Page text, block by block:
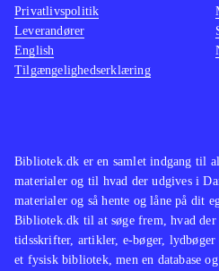
Bibliotek.dk er en samlet indgang til
materialer og til hvad der udgives i
materialer og så hente og låne på dit
Bibliotek.dk til at søge frem, hvad
tidsskrifter, artikler, e-bøger,
et fysisk bibliotek, men en database
Privatlivspolitik
Leverandører
English
Tilgængelighedserklæring